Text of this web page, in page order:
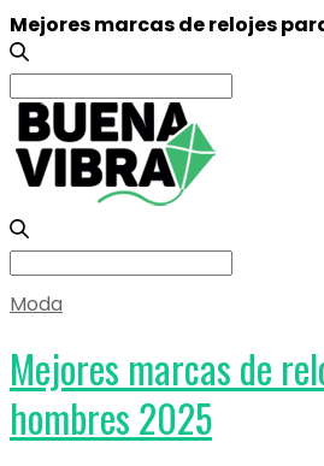
Mejores marcas de relojes
Search
for:
Search
Moda
Mejores marcas de
hombres 2025